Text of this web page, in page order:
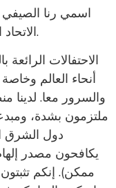
اسمي رنا
الاتحاد العالمي للهيموفيليا منذ عام ٢٠١٥.
الاحتفالات الرائعة
أنحاء العالم
والسرور معا.
ملتزمون بشدة،
دول الشرق
يكافحون مصدر
ممكن). إنكم